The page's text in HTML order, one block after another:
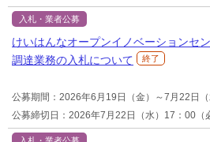
入札・業者公募
けいはんなオープンイノベーションセ
調達業務の入札について
終了
公募期間：2026年6月19日（金）～7月22日（
公募締切日：2026年7月22日（水）17：00（
入札・業者公募